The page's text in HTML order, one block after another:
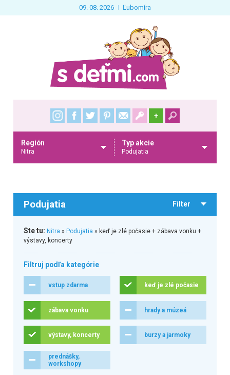
09. 08. 2026 Ľubomíra
+
Región
Nitra
Typ akcie
Podujatia
Podujatia Filter
Ste tu: Nitra » Podujatia » keď je zlé počasie + zábava vonku +
výstavy, koncerty
Filtruj podľa kategórie
vstup zdarma keď je zlé počasie
zábava vonku hrady a múzeá
výstavy, koncerty burzy a jarmoky
prednášky,
workshopy